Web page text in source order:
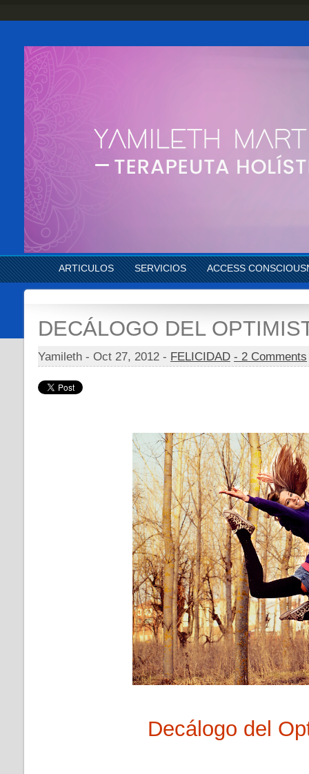
ARTICULOS SERVICIOS ACCESS
DECÁLOGO DEL
Yamileth - Oct 27, 2012 - FELICIDAD - 2 Comments
Decálogo del